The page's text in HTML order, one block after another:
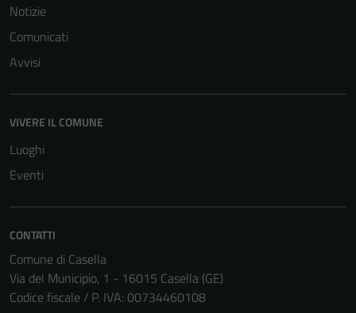
Notizie
Comunicati
Avvisi
VIVERE IL COMUNE
Luoghi
Eventi
CONTATTI
Comune di Casella
Via del Municipio, 1 - 16015 Casella (GE)
Codice fiscale / P. IVA: 00734460108
funzionamento
disabilitati.
Questi cookie